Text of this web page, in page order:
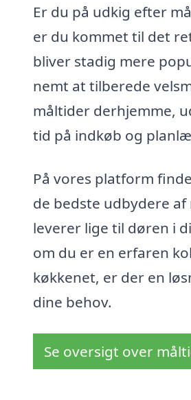
Er du på udkig efter
er du kommet til det
bliver stadig mere
nemt at tilberede
måltider derhjemme,
tid på indkøb og
På vores platform
de bedste udbydere af
leverer lige til døren i
om du er en erfaren
køkkenet, er der en
dine behov.
Se oversigt over